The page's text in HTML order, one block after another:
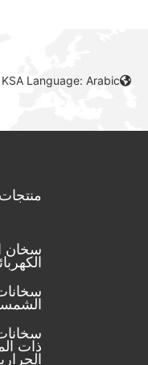
Language: Arabic
سخان
ذات